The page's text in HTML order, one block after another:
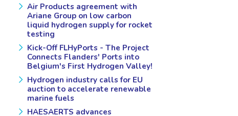
Air Products agreement with
Ariane Group on low carbon
liquid hydrogen supply for rocket
testing
Kick-Off FLHyPorts - The Project
Connects Flanders' Ports into
Belgium's First Hydrogen Valley!
Hydrogen industry calls for EU
auction to accelerate renewable
marine fuels
HAESAERTS advances